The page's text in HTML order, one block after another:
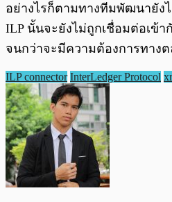
อย่างไรก็ตามทางทีมพัฒนายัง
ILP นั้นจะยังไม่ถูกเชื่อมต่อเข้
จนกว่าจะมีความต้องการทางต
ILP connector InterLedger Protocol